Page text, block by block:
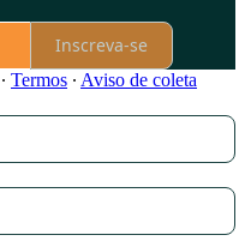
Inscreva-se
∙ Termos ∙ Aviso de coleta